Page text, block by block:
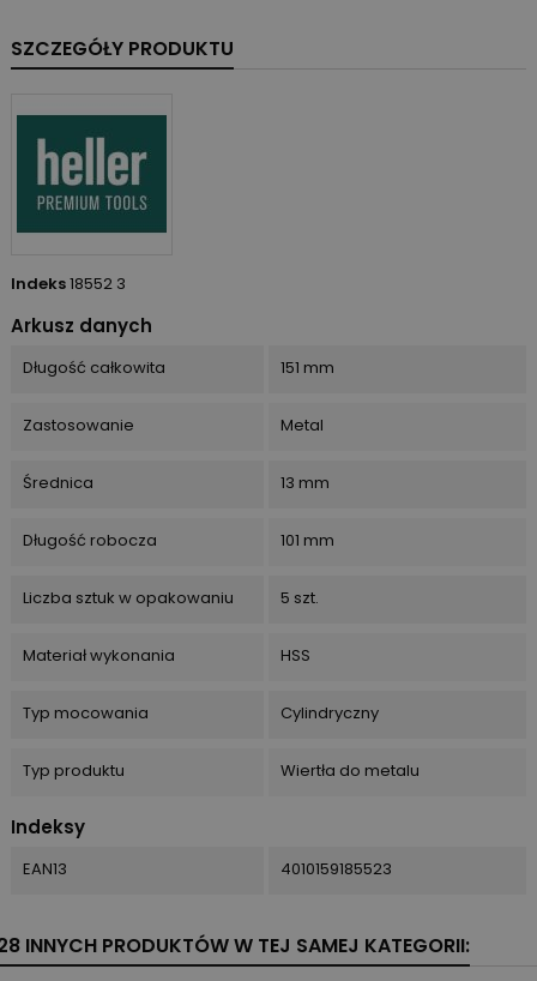
SZCZEGÓŁY PRODUKTU
Indeks18552 3
Arkusz danych
Długość całkowita 151 mm
Zastosowanie Metal
Średnica 13 mm
Długość robocza 101 mm
Liczba sztuk w opakowaniu 5 szt.
Materiał wykonania HSS
Typ mocowania Cylindryczny
Typ produktu Wiertła do metalu
Indeksy
EAN13 4010159185523
INNYCH PRODUKTÓW W TEJ SAMEJ KATEGORII: